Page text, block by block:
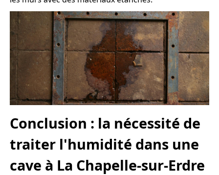
Conclusion : la nécessité de
traiter l'humidité dans une
cave à La Chapelle-sur-Erdre